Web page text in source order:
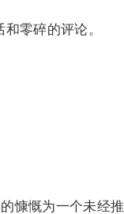
零碎的评论。
慷慨为一个未经推